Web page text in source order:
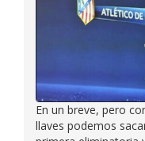
En un breve, pero
llaves podemos